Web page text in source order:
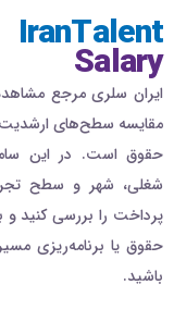
IranTalent
Salary
ایران سلری مرجع
مقایسه سطح‌های
حقوق است. در این
شغلی، شهر و سطح
پرداخت را بررسی کنید
حقوق یا برنامه‌ریزی
باشید.